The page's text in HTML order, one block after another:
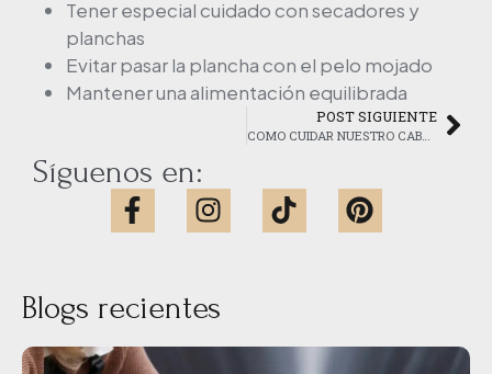
Tener especial cuidado con secadores y
planchas
Evitar pasar la plancha con el pelo mojado
Mantener una alimentación equilibrada
POST SIGUIENTE
COMO CUIDAR NUESTRO CABELLO DESPUÉS DEL COLOR
Síguenos en:
Blogs recientes